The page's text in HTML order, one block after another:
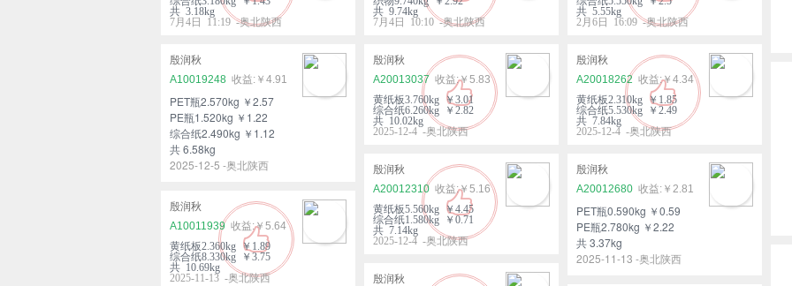
共 3.18kg
7月4日 11:19 -奥北陕西
共 9.74kg
7月4日 10:10 -奥北陕西
共 5.55kg
2月6日 16:09 -奥北陕西
殷润秋
A10019248
￥4.91
PET瓶2.570kg ￥2.57
PE瓶1.520kg ￥1.22
综合纸2.490kg ￥1.12
共 6.58kg
2025-12-5 -奥北陕西
殷润秋
A20013037
￥5.83
黄纸板3.760kg ￥3.01
综合纸6.260kg ￥2.82
共 10.02kg
2025-12-4 -奥北陕西
殷润秋
A20018262
￥4.34
黄纸板2.310kg ￥1.85
综合纸5.530kg ￥2.49
共 7.84kg
2025-12-4 -奥北陕西
殷润秋
A20012310
￥5.16
黄纸板5.560kg ￥4.45
综合纸1.580kg ￥0.71
共 7.14kg
2025-12-4 -奥北陕西
殷润秋
A20012680
￥2.81
PET瓶0.590kg ￥0.59
PE瓶2.780kg ￥2.22
共 3.37kg
2025-11-13 -奥北陕西
殷润秋
A10011939
￥5.64
黄纸板2.360kg ￥1.89
综合纸8.330kg ￥3.75
共 10.69kg
2025-11-13 -奥北陕西
殷润秋